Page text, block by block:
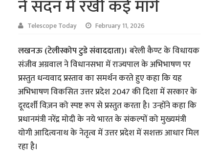
ने सदन में रखी कई मांगें
Telescope Today February 11, 2026
लखनऊ (टेलीस्कोप टुडे संवाददाता)।बरेली कैण्ट के विधायक
संजीव अग्रवाल ने विधानसभा में राज्यपाल के अभिभाषण पर
प्रस्तुत धन्यवाद प्रस्ताव का समर्थन करते हुए कहा कि यह
अभिभाषण विकसित उत्तर प्रदेश 2047 की दिशा में सरकार के
दूरदर्शी विज़न को स्पष्ट रूप से प्रस्तुत करता है। उन्होंने कहा कि
प्रधानमंत्री नरेंद्र मोदी के नये भारत के संकल्पों को मुख्यमंत्री
योगी आदित्यनाथ के नेतृत्व में उत्तर प्रदेश में सशक्त आधार मिल
रहा है।